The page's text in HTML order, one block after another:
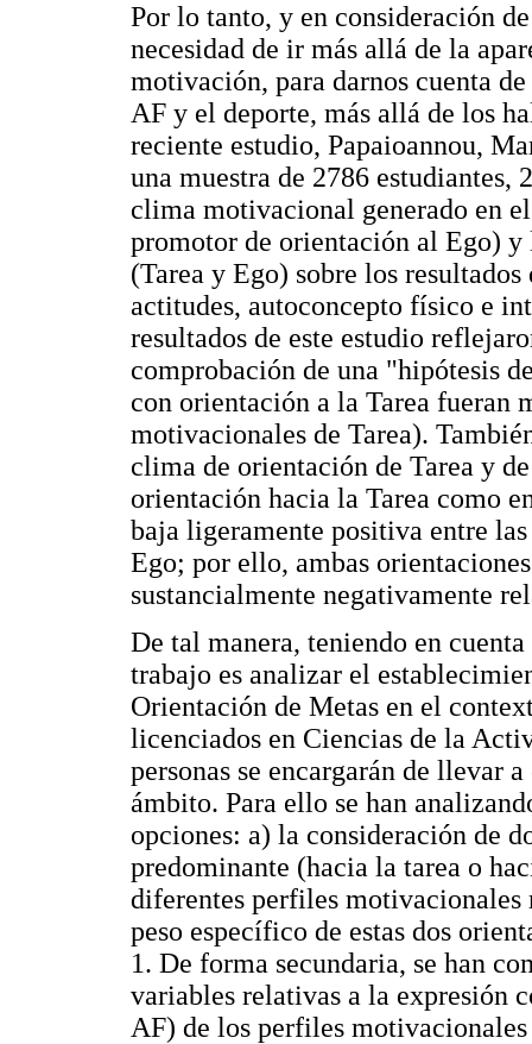
Por lo tanto, y en consideración
necesidad de ir más allá de la
motivación, para darnos cuenta
AF y el deporte, más allá de los
reciente estudio, Papaioannou,
una muestra de 2786 estudiantes,
clima motivacional generado en
promotor de orientación al Ego)
(Tarea y Ego) sobre los
actitudes, autoconcepto físico e
resultados de este estudio
comprobación de una "hipótesis
con orientación a la Tarea fueran
motivacionales de Tarea).
clima de orientación de Tarea y
orientación hacia la Tarea como
baja ligeramente positiva entre
Ego; por ello, ambas
sustancialmente negativamente
De tal manera, teniendo en
trabajo es analizar el
Orientación de Metas en el
licenciados en Ciencias de la
personas se encargarán de llevar
ámbito. Para ello se han
opciones: a) la consideración de
predominante (hacia la tarea o
diferentes perfiles
peso específico de estas dos
1. De forma secundaria, se han
variables relativas a la expresión
AF) de los perfiles